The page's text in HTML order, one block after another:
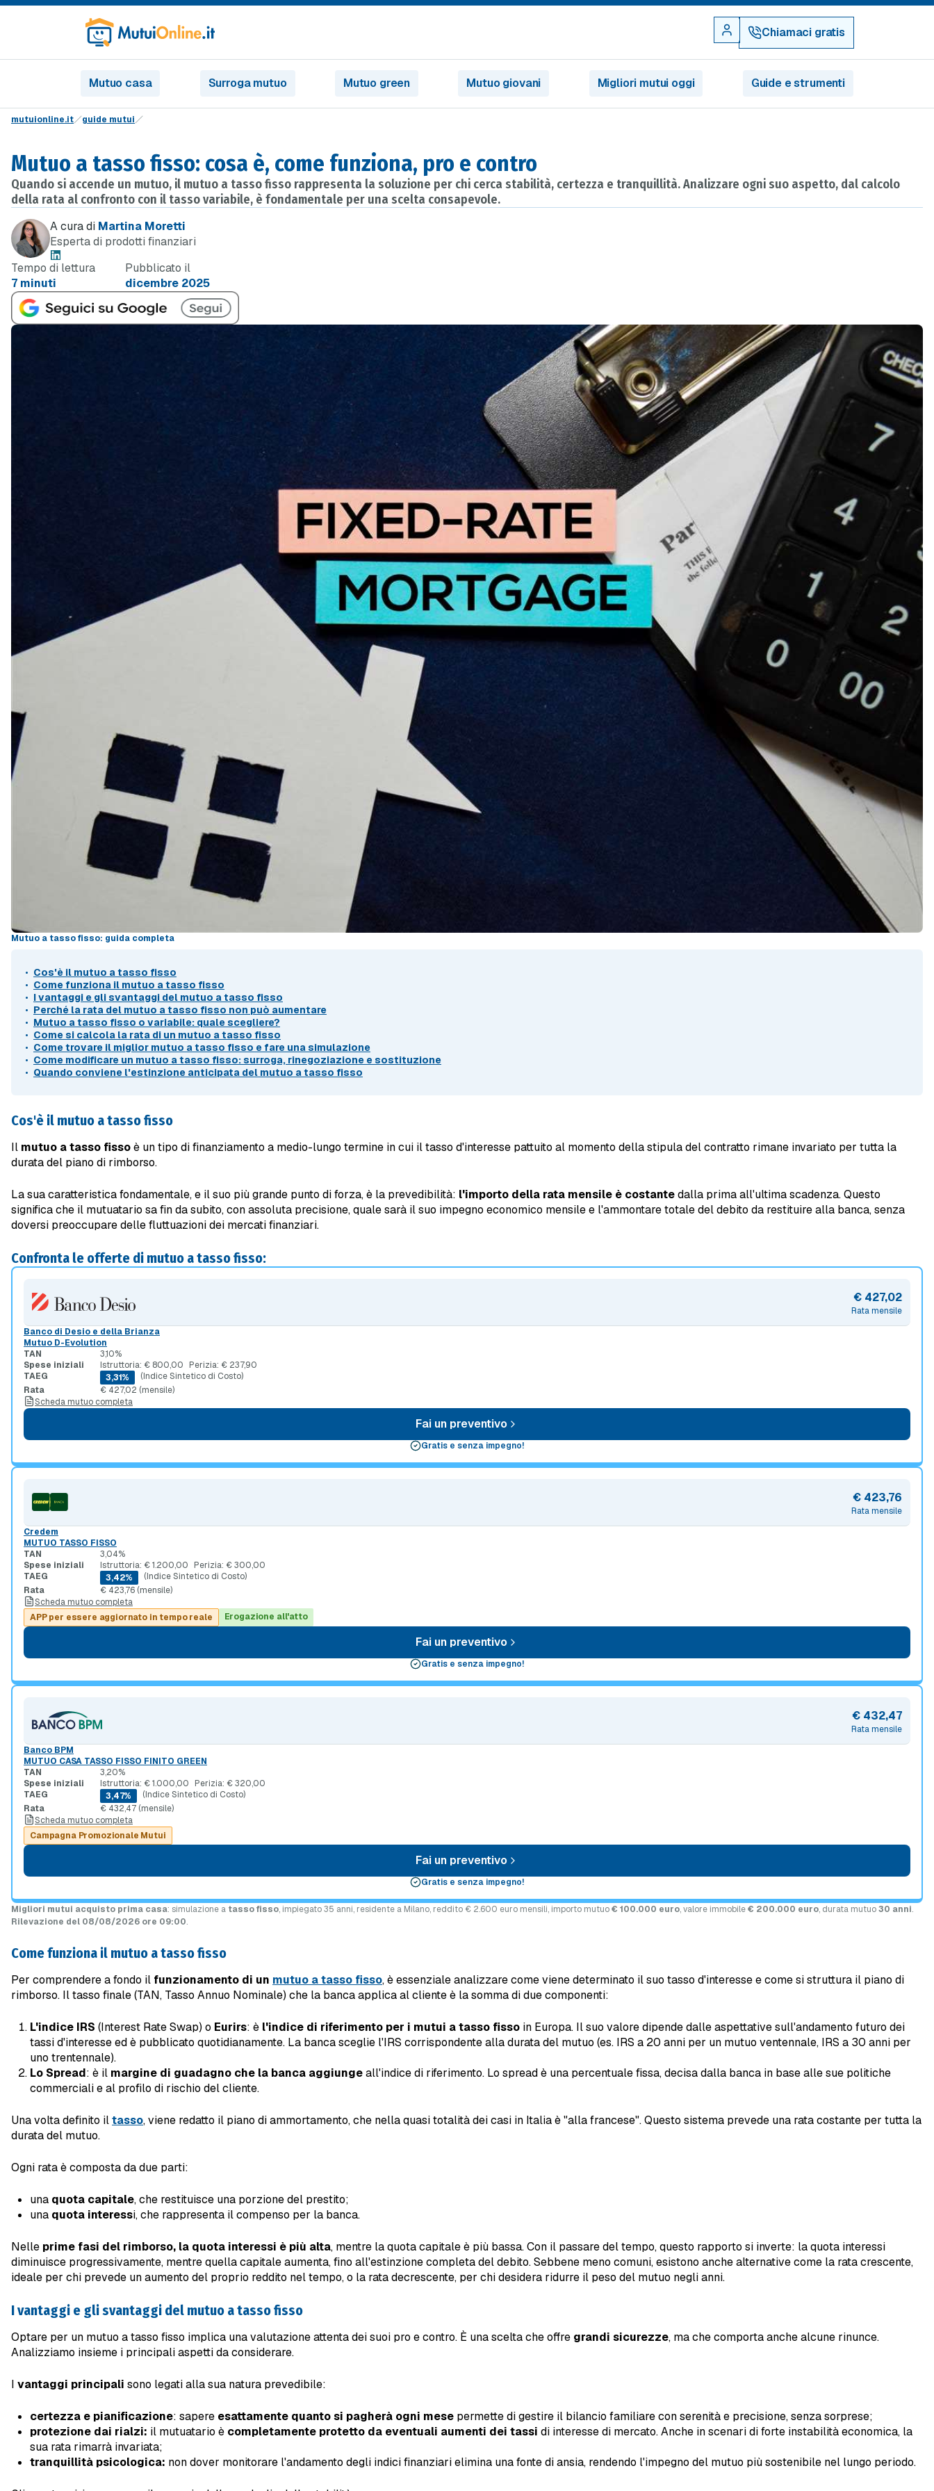
Chiamaci gratis
Mutuo casa Surroga mutuo Mutuo green Mutuo giovani Migliori mutui oggi Guide e strumenti
mutuionline.it guide mutui
Mutuo a tasso fisso: cosa è, come funziona, pro e contro
Quando si accende un mutuo, il mutuo a tasso fisso rappresenta la soluzione per chi cerca stabilità, certezza e tranquillità. Analizzare ogni suo aspetto, dal calcolo
della rata al confronto con il tasso variabile, è fondamentale per una scelta consapevole.
A cura di Martina Moretti
Esperta di prodotti finanziari
Tempo di lettura
7 minuti
Pubblicato il
dicembre 2025
Mutuo a tasso fisso: guida completa
Cos'è il mutuo a tasso fisso
Come funziona il mutuo a tasso fisso
I vantaggi e gli svantaggi del mutuo a tasso fisso
Perché la rata del mutuo a tasso fisso non può aumentare
Mutuo a tasso fisso o variabile: quale scegliere?
Come si calcola la rata di un mutuo a tasso fisso
Come trovare il miglior mutuo a tasso fisso e fare una simulazione
Come modificare un mutuo a tasso fisso: surroga, rinegoziazione e sostituzione
Quando conviene l'estinzione anticipata del mutuo a tasso fisso
Cos'è il mutuo a tasso fisso
Il mutuo a tasso fissoè un tipo di finanziamento a medio-lungo termine in cui il tasso d'interesse pattuito al momento della stipula del contratto rimane invariato per tutta la
durata del piano di rimborso.
La sua caratteristica fondamentale, e il suo più grande punto di forza, è la prevedibilità: l'importo della rata mensile è costantedalla prima all'ultima scadenza. Questo
significa che il mutuatario sa fin da subito, con assoluta precisione, quale sarà il suo impegno economico mensile e l'ammontare totale del debito da restituire alla banca, senza
doversi preoccupare delle fluttuazioni dei mercati finanziari.
Confronta le offerte di mutuo a tasso fisso:
Rata mensile
€ 427,02
Banco di Desio e della Brianza
Mutuo D-Evolution
TAN
3,10%
Spese iniziali
Istruttoria: € 800,00
Perizia: € 237,90
TAEG
3,31%
(Indice Sintetico di Costo)
Rata
€ 427,02 (mensile)
Scheda mutuo completa
Fai un preventivo
Gratis e senza impegno!
Rata mensile
€ 423,76
Credem
MUTUO TASSO FISSO
TAN
3,04%
Spese iniziali
Istruttoria: € 1.200,00
Perizia: € 300,00
TAEG
3,42%
(Indice Sintetico di Costo)
Rata
€ 423,76 (mensile)
Scheda mutuo completa
APP per essere aggiornato in tempo reale
Erogazione all'atto
Fai un preventivo
Gratis e senza impegno!
Rata mensile
€ 432,47
Banco BPM
MUTUO CASA TASSO FISSO FINITO GREEN
TAN
3,20%
Spese iniziali
Istruttoria: € 1.000,00
Perizia: € 320,00
TAEG
3,47%
(Indice Sintetico di Costo)
Rata
€ 432,47 (mensile)
Scheda mutuo completa
Campagna Promozionale Mutui
Fai un preventivo
Gratis e senza impegno!
Migliori mutui acquisto prima casa: simulazione a tasso fisso, impiegato 35 anni, residente a Milano, reddito € 2.600 euro mensili, importo mutuo€ 100.000 euro, valore immobile€ 200.000 euro, durata mutuo30 anni.
Rilevazione del 08/08/2026 ore 09:00.
Come funziona il mutuo a tasso fisso
Per comprendere a fondo il funzionamento di un mutuo a tasso fisso, è essenziale analizzare come viene determinato il suo tasso d'interesse e come si struttura il piano di
rimborso. Il tasso finale (TAN, Tasso Annuo Nominale) che la banca applica al cliente è la somma di due componenti:
L'indice IRS (Interest Rate Swap) o Eurirs: è l'indice di riferimento per i mutui a tasso fisso in Europa. Il suo valore dipende dalle aspettative sull'andamento futuro dei
tassi d'interesse ed è pubblicato quotidianamente. La banca sceglie l'IRS corrispondente alla durata del mutuo (es. IRS a 20 anni per un mutuo ventennale, IRS a 30 anni per
uno trentennale).
Lo Spread: è il margine di guadagno che la banca aggiungeall'indice di riferimento. Lo spread è una percentuale fissa, decisa dalla banca in base alle sue politiche
commerciali e al profilo di rischio del cliente.
Una volta definito iltasso, viene redatto il piano di ammortamento, che nella quasi totalità dei casi in Italia è "alla francese". Questo sistema prevede una rata costante per tutta la
durata del mutuo.
Ogni rata è composta da due parti:
una quota capitale, che restituisce una porzione del prestito;
una quota interessi, che rappresenta il compenso per la banca.
Nelle prime fasi del rimborso, la quota interessi è più alta, mentre la quota capitale è più bassa. Con il passare del tempo, questo rapporto si inverte: la quota interessi
diminuisce progressivamente, mentre quella capitale aumenta, fino all'estinzione completa del debito. Sebbene meno comuni, esistono anche alternative come la rata crescente,
ideale per chi prevede un aumento del proprio reddito nel tempo, o la rata decrescente, per chi desidera ridurre il peso del mutuo negli anni.
I vantaggi e gli svantaggi del mutuo a tasso fisso
Optare per un mutuo a tasso fisso implica una valutazione attenta dei suoi pro e contro. È una scelta che offre grandi sicurezze, ma che comporta anche alcune rinunce.
Analizziamo insieme i principali aspetti da considerare.
I vantaggi principali sono legati alla sua natura prevedibile:
certezza e pianificazione: sapere esattamente quanto si pagherà ogni mese permette di gestire il bilancio familiare con serenità e precisione, senza sorprese;
protezione dai rialzi: il mutuatario è completamente protetto da eventuali aumenti dei tassi di interesse di mercato. Anche in scenari di forte instabilità economica, la
sua rata rimarrà invariata;
tranquillità psicologica: non dover monitorare l'andamento degli indici finanziari elimina una fonte di ansia, rendendo l'impegno del mutuo più sostenibile nel lungo periodo.